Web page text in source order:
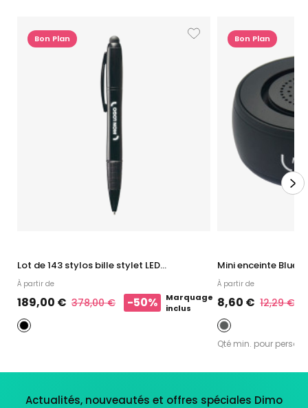
Lot de 143 stylos bille stylet LED...
À partir de
189,00 € 378,00 € -50%
Marquage
inclus
Bon Plan
Mini enceinte
À partir de
8,60 € 12,29 €
Bon Plan
Qté min. pour
Actualités, nouveautés et offres spéciales Dimo